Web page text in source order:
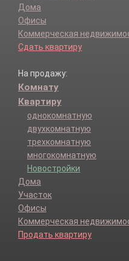
Дома
Офисы
Коммерческая
Сдать квартиру
На продажу:
Комнату
Квартиру
однокомнатную
двухкомнатную
трехкомнатную
многокомнатную
Новостройки
Дома
Участок
Офисы
Коммерческая
Продать квартиру